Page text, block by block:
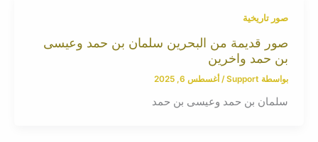
صور تاريخية
صور قديمة من البحرين سلمان بن حمد وعيسى
بن حمد واخرين
بواسطة Support
/ أغسطس 6, 2025
سلمان بن حمد وعيسى بن حمد